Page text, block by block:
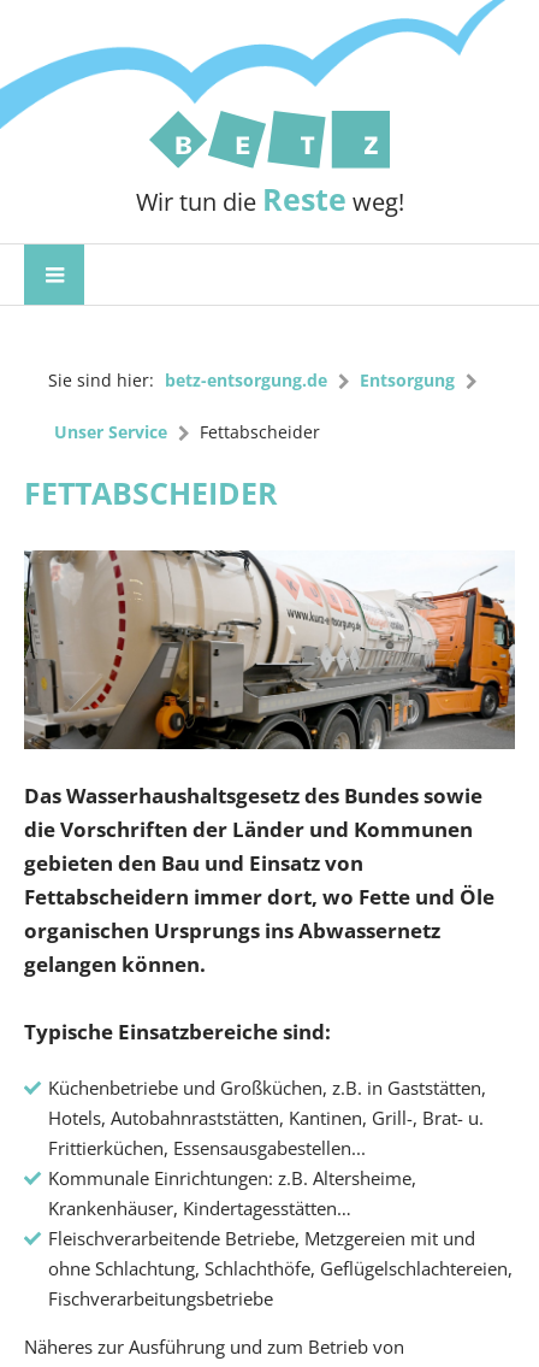
Wir tun die Reste weg!
Sie sind hier: betz-entsorgung.de Entsorgung
Unser Service Fettabscheider
FETTABSCHEIDER
Das Wasserhaushaltsgesetz des Bundes sowie
die Vorschriften der Länder und Kommunen
gebieten den Bau und Einsatz von
Fettabscheidern immer dort, wo Fette und Öle
organischen Ursprungs ins Abwassernetz
gelangen können.
Typische Einsatzbereiche sind:
Küchenbetriebe und Großküchen, z.B. in Gaststätten,
Hotels, Autobahnraststätten, Kantinen, Grill-, Brat- u.
Frittierküchen, Essensausgabestellen...
Kommunale Einrichtungen: z.B. Altersheime,
Krankenhäuser, Kindertagesstätten…
Fleischverarbeitende Betriebe, Metzgereien mit und
ohne Schlachtung, Schlachthöfe, Geflügelschlachtereien,
Fischverarbeitungsbetriebe
Näheres zur Ausführung und zum Betrieb von